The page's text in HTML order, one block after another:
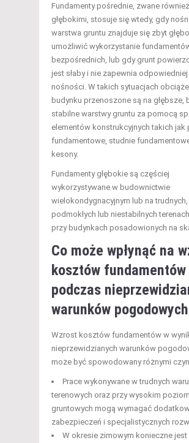
Fundamenty pośrednie, zwane również
głębokimi, stosuje się wtedy, gdy
warstwa gruntu znajduje się zbyt
umożliwić wykorzystanie
bezpośrednich, lub gdy grunt
jest słaby i nie zapewnia odpowiedniej
nośności. W takich sytuacjach
budynku przenoszone są na głębsze,
stabilne warstwy gruntu za pomocą
elementów konstrukcyjnych takich jak
fundamentowe, studnie
kesony.
Fundamenty głębokie są częściej
wykorzystywane w budownictwie
wielokondygnacyjnym lub na trudnych,
podmokłych lub niestabilnych
przy budynkach posadowionych na
Co może wpłynąć na
kosztów fundamentów
podczas
warunków
Wzrost kosztów fundamentów w
nieprzewidzianych warunków
może być spowodowany różnymi
Prace wykonywane w trudnych
terenowych oraz przy wysokim
gruntowych mogą wymagać
zabezpieczeń i specjalistycznych
W okresie zimowym konieczne jest